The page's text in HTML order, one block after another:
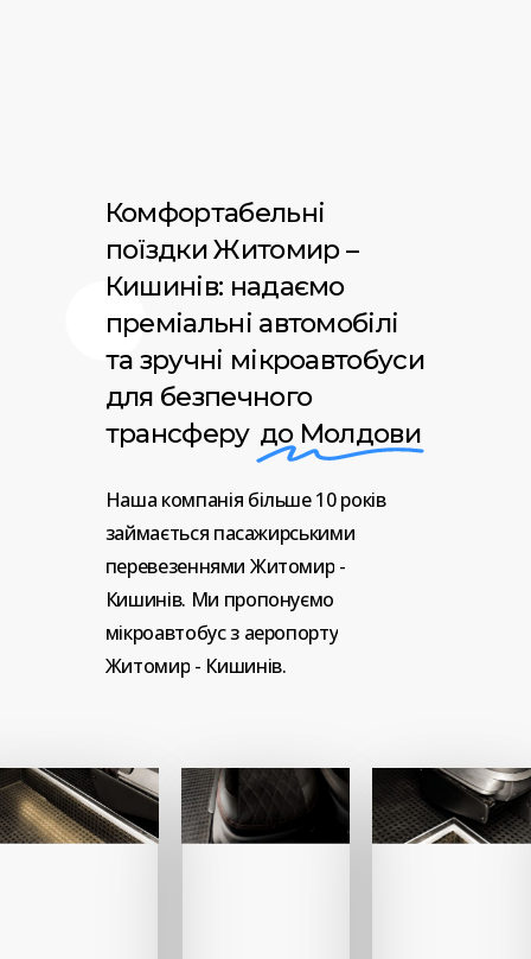
Комфортабельні
поїздки Житомир –
Кишинів: надаємо
преміальні автомобілі
та зручні мікроавтобуси
для безпечного
трансферу до Молдови
Наша компанія більше10років
займається пасажирськими
перевезеннями Житомир -
Кишинів. Ми пропонуємо
мікроавтобусз аеропорту
Житомир - Кишинів.